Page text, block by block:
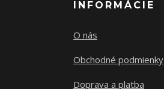
INFORMÁCIE
O nás
Obchodné podmienky
Doprava a platba